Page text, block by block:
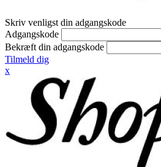
Skriv venligst din adgangskode
Adgangskode
Bekræft din adgangskode
Tilmeld dig
x